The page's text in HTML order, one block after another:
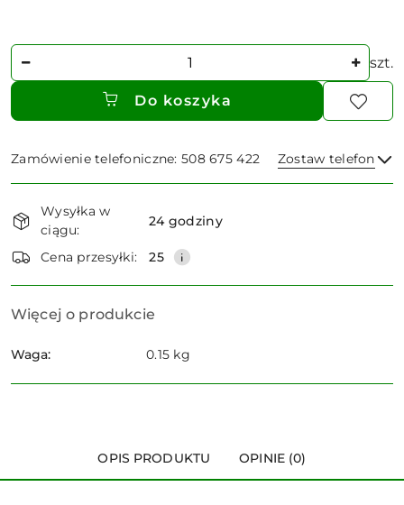
szt.
Do koszyka
Zamówienie telefoniczne: 508 675 422 Zostaw telefon
i
dostawa
Wysyłka w
ciągu:
24 godziny
Cena przesyłki: 25
Więcej o produkcie
Waga: 0.15 kg
OPIS PRODUKTU OPINIE (0)